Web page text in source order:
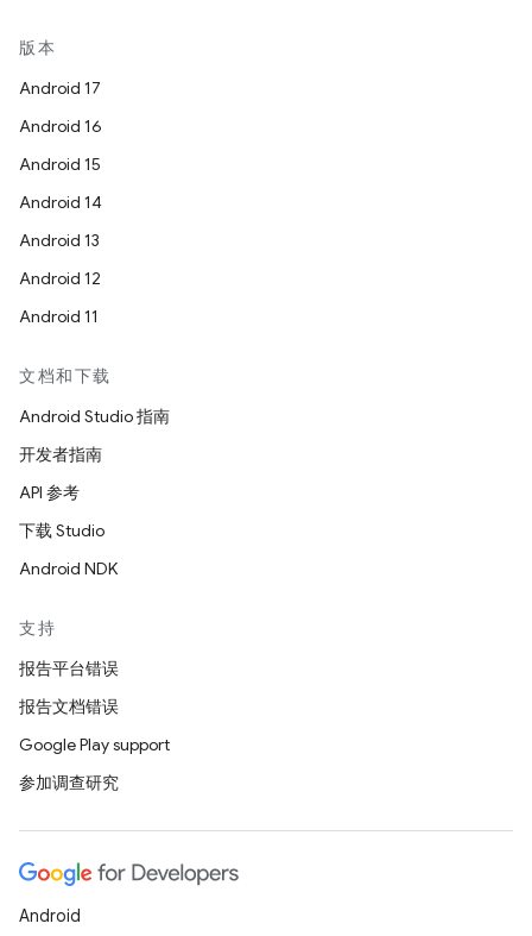
版本
Android 17
Android 16
Android 15
Android 14
Android 13
Android 12
Android 11
文档和下载
Android Studio 指南
开发者指南
API 参考
下载 Studio
Android NDK
支持
报告平台错误
报告文档错误
Google Play support
参加调查研究
Android